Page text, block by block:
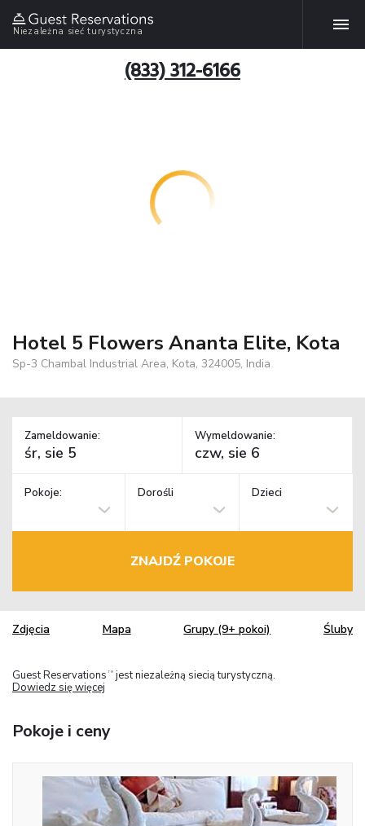
Niezależna sieć turystyczna
(833) 312-6166
Hotel 5 Flowers Ananta Elite, Kota
Sp-3 Chambal Industrial Area, Kota, 324005, India
Zameldowanie: Wymeldowanie:
Pokoje: Dorośli Dzieci
ZNAJDŹ POKOJE
Zdjęcia Mapa Grupy (9+ pokoi) Śluby
Guest Reservations TM jest niezależną siecią turystyczną.
Dowiedz się więcej
Pokoje i ceny